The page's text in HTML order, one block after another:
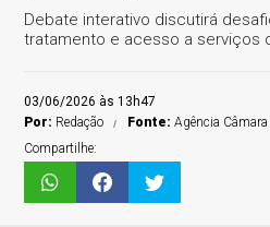
Debate interativo discutirá
tratamento e acesso a serviços
03/06/2026 às 13h47
Por: Redação Fonte:Agência Câmara
Compartilhe: